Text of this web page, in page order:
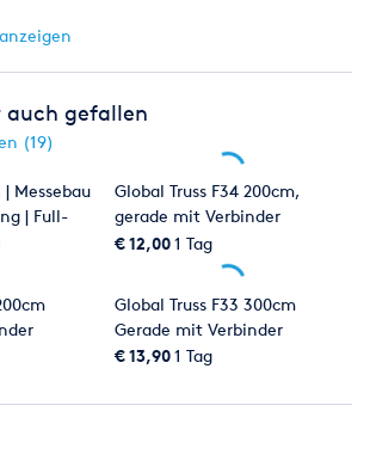
mit Flügelmutter
C1: 100kg
1:1980 + A1: 2002
IEC Female 1,5 Meter
auch gefallen
(19)
Messebau
| Full-
Global Truss F34 200cm,
gerade mit Verbinder
€ 12,001 Tag
Global Truss F33 300cm
Gerade mit Verbinder
€ 13,901 Tag